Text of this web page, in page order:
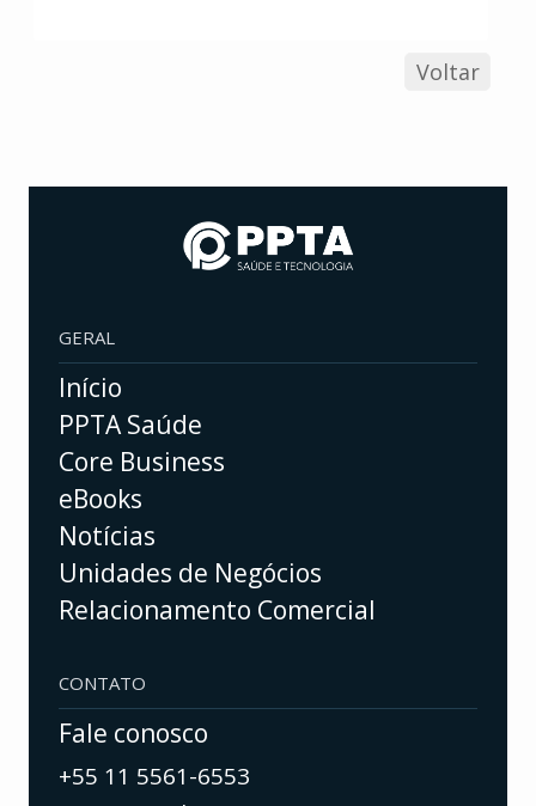
Voltar
GERAL
Início
PPTA Saúde
Core Business
eBooks
Notícias
Unidades de Negócios
Relacionamento Comercial
CONTATO
Fale conosco
+55 11 5561-6553